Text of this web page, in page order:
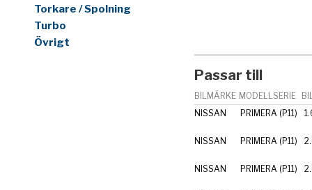
Torkare / Spolning
Turbo
Övrigt
Passar till
BILMÄRKE MODELLSERIE
NISSAN
PRIMERA (P11)
NISSAN PRIMERA (P11)
NISSAN PRIMERA (P11)